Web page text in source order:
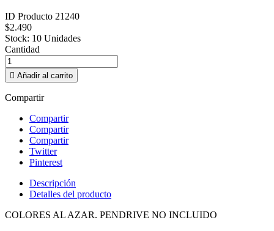
ID Producto 21240
$2.490
Stock: 10 Unidades
Cantidad
 Añadir al carrito
Compartir
Compartir
Compartir
Compartir
Twitter
Pinterest
Descripción
Detalles del producto
COLORES AL AZAR. PENDRIVE NO INCLUIDO